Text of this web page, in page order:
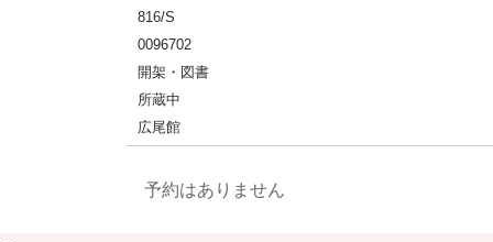
816/S
0096702
開架・図書
所蔵中
広尾館
予約はありません